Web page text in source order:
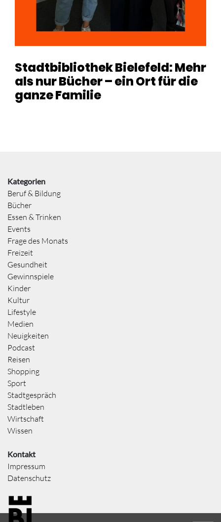
Stadtbibliothek Bielefeld: Mehr
als nur Bücher – ein Ort für die
ganze Familie
Kategorien
Beruf & Bildung
Bücher
Essen & Trinken
Events
Frage des Monats
Freizeit
Gesundheit
Gewinnspiele
Kinder
Kultur
Lifestyle
Medien
Neuigkeiten
Podcast
Reisen
Shopping
Sport
Stadtgespräch
Stadtleben
Wirtschaft
Wissen
Kontakt
Impressum
Datenschutz